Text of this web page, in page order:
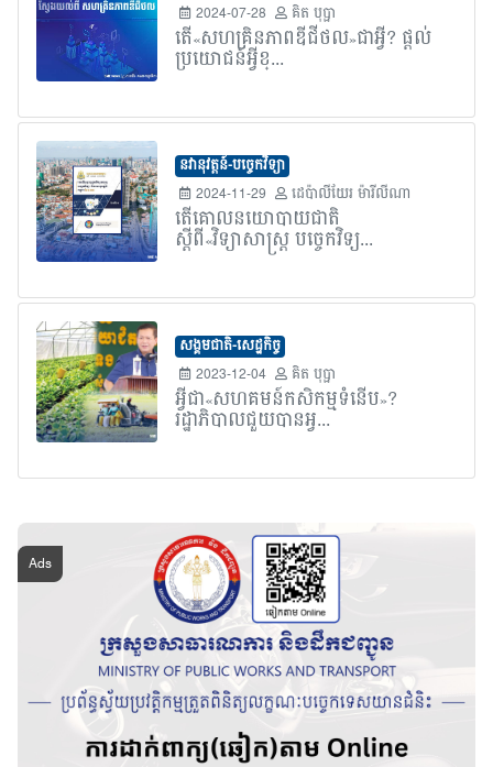
2024-07-28
គិត បុប្ផា
តើ«សហគ្រិនភាពឌីជីថល»ជាអ្វី? ផ្តល់
ប្រយោជន៍អ្វីខ្...
នវានុវត្តន៍-បច្ចេកវិទ្យា
2024-11-29
ដេប៉ាលីយែរ ម៉ារីលីណា
តើគោលនយោបាយជាតិ
ស្តីពី«វិទ្យាសាស្ត្រ បច្ចេកវិទ្យ...
សង្គមជាតិ-សេដ្ឋកិច្ច
2023-12-04
គិត បុប្ផា
អ្វីជា«សហគមន៍កសិកម្មទំនើប»?
រដ្ឋាភិបាលជួយបានអ្វ...